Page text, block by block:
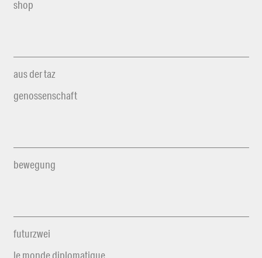
shop
aus der taz
genossenschaft
bewegung
futurzwei
le monde diplomatique